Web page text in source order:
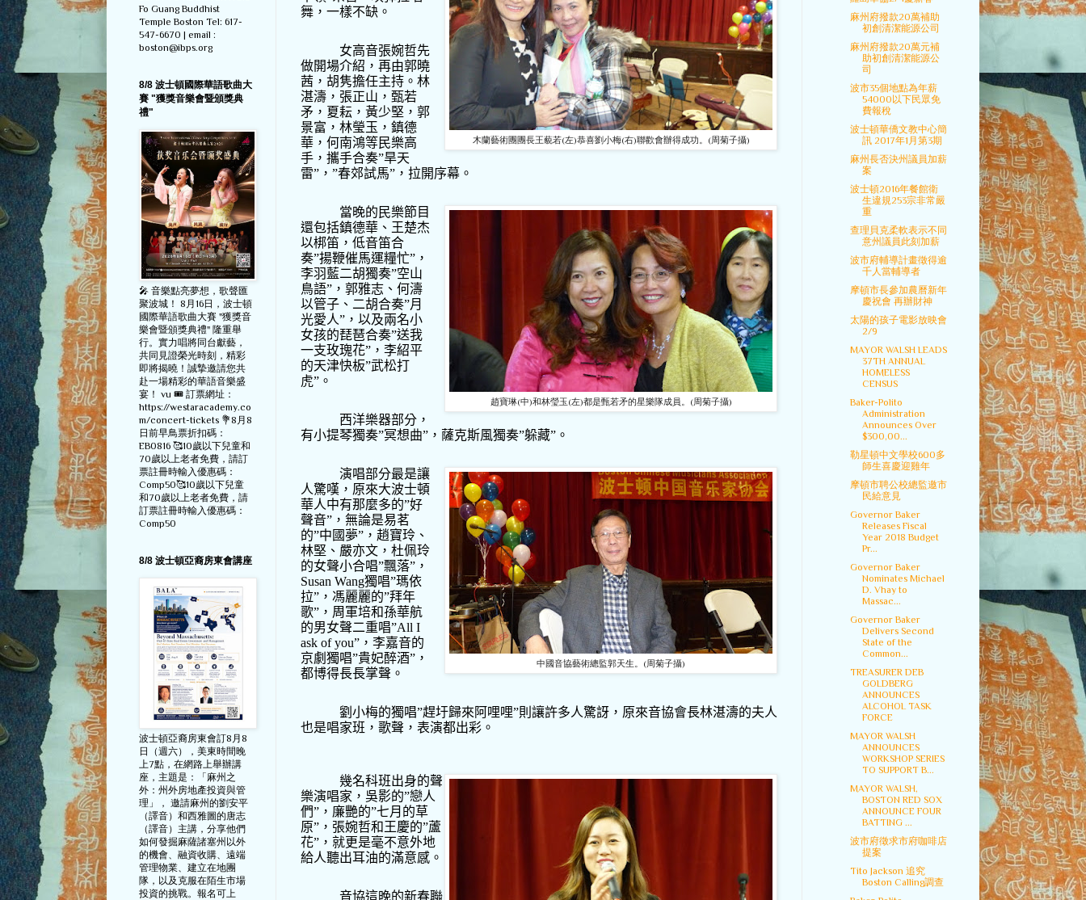
木蘭藝術團團長王藐若(左)恭喜劉小梅(右)聯歡會辦得成功。(周菊子攝)
舞，一樣不缺。
女高音張婉哲先
做開場介紹，再由郭曉
茜，胡隽擔任主持。林
湛濤，張正山，甄若
矛，夏耘，黃少堅，郭
景富，林瑩玉，鎮德
華，何南鴻等民樂高
手，攜手合奏”旱天
雷” ， ”春郊試馬” ，拉開序幕。
趙寶琳(中)和林瑩玉(左)都是甄若矛的星樂隊成員。(周菊子攝)
當晚的民樂節目
還包括鎮德華、王楚杰
以梆笛，低音笛合
奏”揚鞭催馬運糧忙” ，
李羽藍二胡獨奏”空山
鳥語” ，郭雅志、何濤
以管子、二胡合奏”月
光愛人” ，以及兩名小
女孩的琵琶合奏”送我
一支玫瑰花” ，李紹平
的天津快板”武松打
虎” 。
西洋樂器部分，
有小提琴獨奏”冥想曲” ，薩克斯風獨奏”躲藏” 。
中國音協藝術總監郭天生。(周菊子攝)
演唱部分最是讓
人驚嘆，原來大波士頓
華人中有那麼多的”好
聲音” ，無論是易茗
的”中國夢” ，趙寶玲、
林堅、嚴亦文，杜佩玲
的女聲小合唱”飄落” ，
Susan Wang獨唱”瑪依
拉” ，馮麗麗的”拜年
歌” ，周軍培和孫華航
的男女聲二重唱”All I
ask of you” ，李嘉音的
京劇獨唱”貴妃醉酒” ，
都博得長長掌聲。
劉小梅的獨唱”趕圩歸來阿哩哩”則讓許多人驚訝，原來音協會長林湛濤的夫人
也是唱家班，歌聲，表演都出彩。
幾名科班出身的聲
樂演唱家，吳影的”戀人
們” ，廉艷的”七月的草
原” ，張婉哲和王慶的”蘆
花” ，就更是毫不意外地
給人聽出耳油的滿意感。
音協這晚的新春聯
Fo Guang Buddhist
Temple Boston Tel: 617-
547-6670 | email :
boston@ibps.org
8/8 波士頓國際華語歌曲大
賽 "獲獎音樂會暨頒獎典
禮"
🎤 音樂點亮夢想，歌聲匯
聚波城！ 8月16日，波士頓
國際華語歌曲大賽 "獲獎音
樂會暨頒獎典禮" 隆重舉
行。實力唱將同台獻藝，
共同見證榮光時刻，精彩
即將揭曉！誠摯邀請您共
赴一場精彩的華語音樂盛
宴！ vu 🎟️ 訂票網址：
https://westaracademy.co
m/concert-tickets 💐8月8
日前早鳥票折扣碼：
EB0816 🥰10歲以下兒童和
70歲以上老者免費，請訂
票註冊時輸入優惠碼：
Comp50🥰10歲以下兒童
和70歲以上老者免費，請
訂票註冊時輸入優惠碼：
Comp50
8/8 波士頓亞裔房東會講座
波士頓亞裔房東會訂8月8
日（週六），美東時間晚
上7點，在網路上舉辦講
座，主題是：「麻州之
外：州外房地產投資與管
理」， 邀請麻州的劉安平
（譯音）和西雅圖的唐志
（譯音）主講，分享他們
如何發掘麻薩諸塞州以外
的機會、融資收購、遠端
管理物業、建立在地團
隊，以及克服在陌生市場
投資的挑戰。報名可上
麻州府撥款20萬補助
初創清潔能源公司
麻州府撥款20萬元補
助初創清潔能源公
司
波市35個地點為年薪
54000以下民眾免
費報稅
波士頓華僑文教中心簡
訊 2017年1月第3期
麻州長否決州議員加薪
案
波士頓2016年餐館衛
生違規253宗非常嚴
重
查理貝克柔軟表示不同
意州議員此刻加薪
波市府輔導計畫徵得逾
千人當輔導者
摩頓市長參加農曆新年
慶祝會 再辦財神
太陽的孩子電影放映會
2/9
MAYOR WALSH LEADS
37TH ANNUAL
HOMELESS
CENSUS
Baker-Polito
Administration
Announces Over
$300,00...
勒星頓中文學校600多
師生喜慶迎雞年
摩頓市聘公校總監邀市
民給意見
Governor Baker
Releases Fiscal
Year 2018 Budget
Pr...
Governor Baker
Nominates Michael
D. Vhay to
Massac...
Governor Baker
Delivers Second
State of the
Common...
TREASURER DEB
GOLDBERG
ANNOUNCES
ALCOHOL TASK
FORCE
MAYOR WALSH
ANNOUNCES
WORKSHOP SERIES
TO SUPPORT B...
MAYOR WALSH,
BOSTON RED SOX
ANNOUNCE FOUR
BATTING ...
波市府徵求市府咖啡店
提案
Tito Jackson 追究
Boston Calling調查